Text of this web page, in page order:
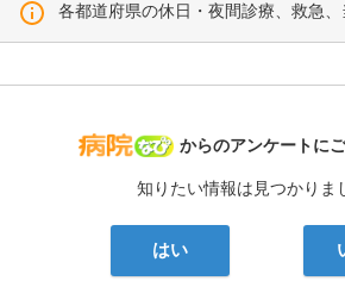
各都道府県の休日・夜間診療、救急
病院なび
からのアンケートに
知りたい情報は見つかりま
はい